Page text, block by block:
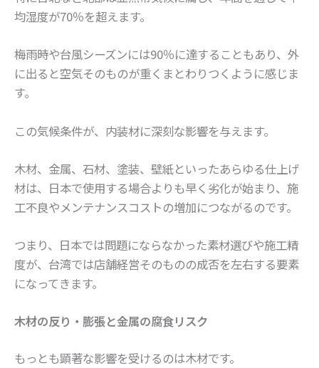
均湿度が70％を超えます。
梅雨時や台風シーズンには90％に達することもあり、外
に出ると空気そのものが重くまとわりつくように感じま
す。
この気候条件が、内装材に深刻な影響を与えます。
木材、金属、石材、塗装、壁紙といったあらゆる仕上げ
材は、日本で使用する場合よりも早く劣化が始まり、施
工不良やメンテナンスコストの増加につながるのです。
つまり、日本では問題にならなかった素材選びや施工精
度が、台湾では店舗経営そのものの成否を左右する要素
になってきます。
木材の反り・膨張と金属の腐食リスク
もっとも顕著な影響を受けるのは木材です。